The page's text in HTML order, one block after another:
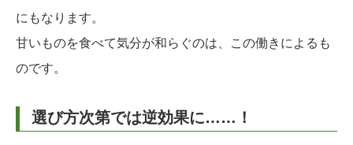
にもなります。
甘いものを食べて気分が和らぐのは、この働きによるも
のです。
選び方次第では逆効果に……！